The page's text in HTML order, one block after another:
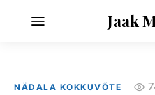
Jaak
NÄDALA KOKKUVÕTE